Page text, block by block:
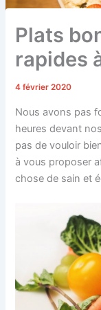
Plats
rapides
4 février 2020
Nous avons pas
heures devant
pas de vouloir
à vous proposer
chose de sain et